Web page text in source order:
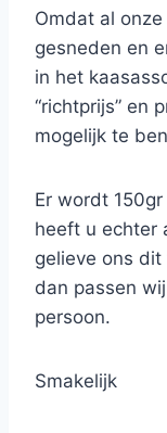
Omdat al
gesneden en
in het
“richtprijs” en
mogelijk te
Er wordt
heeft u echter
gelieve ons
dan passen
persoon.
Smakelijk